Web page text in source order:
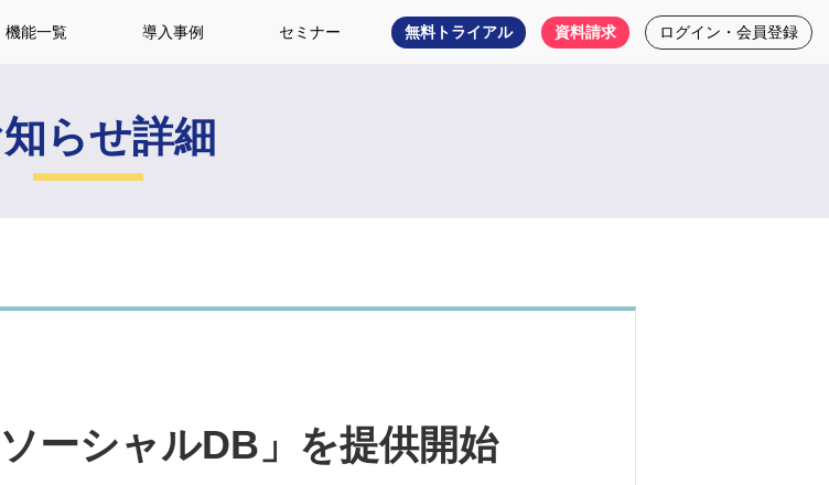
機能一覧 導入事例 セミナー 無料トライアル 資料請求 ログイン・会員登録
らせ詳細
ーシャルDB」を提供開始